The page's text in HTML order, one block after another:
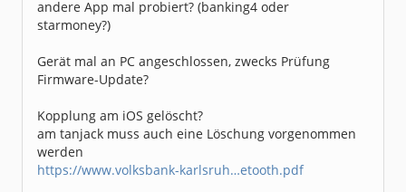
andere App mal probiert? (banking4 oder
starmoney?)
Gerät mal an PC angeschlossen, zwecks Prüfung
Firmware-Update?
Kopplung am iOS gelöscht?
am tanjack muss auch eine Löschung vorgenommen
werden
https://www.volksbank-karlsruh…etooth.pdf